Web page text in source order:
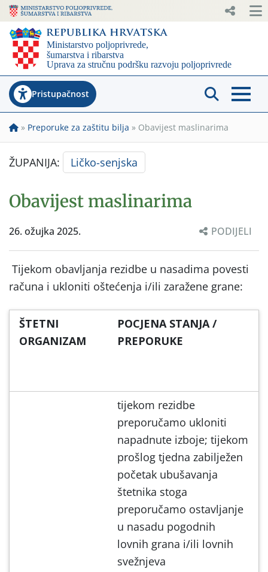
Pristupačnost
» Preporuke za zaštitu bilja » Obavijest maslinarima
ŽUPANIJA: Ličko-senjska
Obavijest maslinarima
26. ožujka 2025. PODIJELI
Tijekom obavljanja rezidbe u nasadima povesti
računa i ukloniti oštećenja i/ili zaražene grane:
ŠTETNI
ORGANIZAM
POCJENA STANJA /
PREPORUKE
tijekom rezidbe
preporučamo ukloniti
napadnute izboje; tijekom
prošlog tjedna zabilježen
početak ubušavanja
štetnika stoga
preporučamo ostavljanje
u nasadu pogodnih
lovnih grana i/ili lovnih
svežnjeva